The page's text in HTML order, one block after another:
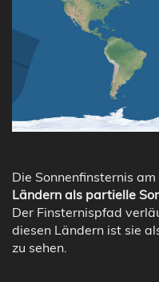
Die Sonnenfinsternis
Ländern als partielle
Der Finsternispfad
diesen Ländern ist sie
zu sehen.